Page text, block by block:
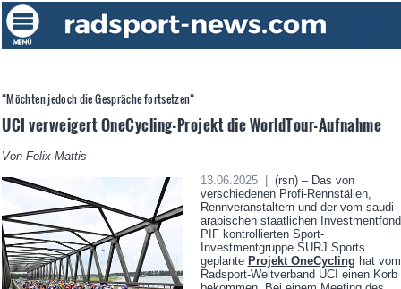
“Möchten jedoch die Gespräche fortsetzen“
UCI verweigert OneCycling-Projekt die WorldTour-Aufnahme
Von Felix Mattis
13.06.2025 |
(rsn) – Das von
verschiedenen Profi-Rennställen,
Rennveranstaltern und der vom saudi-
arabischen staatlichen Investmentfond
PIF kontrollierten Sport-
Investmentgruppe SURJ Sports
geplante Projekt OneCycling hat vom
Radsport-Weltverband UCI einen Korb